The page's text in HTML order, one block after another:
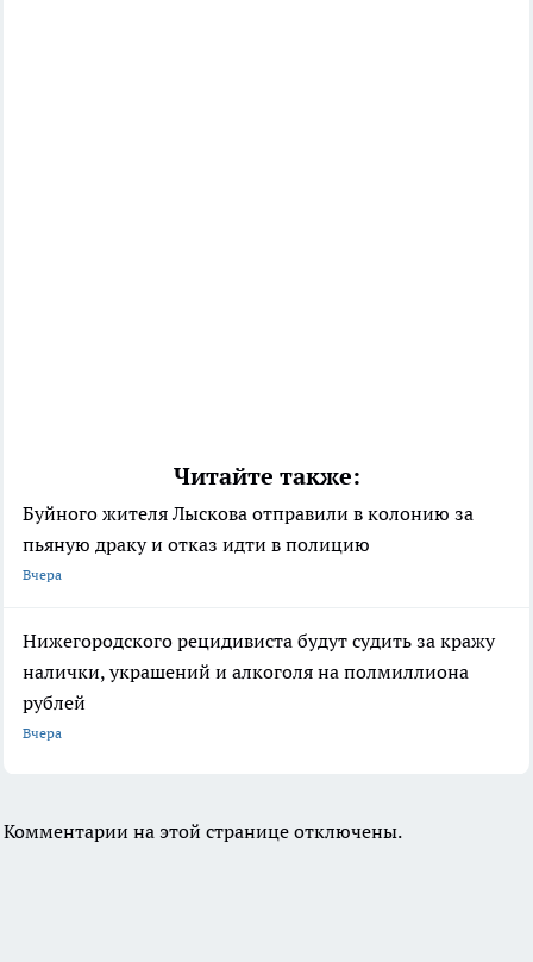
Читайте также:
Буйного жителя Лыскова отправили в колонию за
пьяную драку и отказ идти в полицию
Вчера
Нижегородского рецидивиста будут судить за кражу
налички, украшений и алкоголя на полмиллиона
рублей
Вчера
Комментарии на этой странице отключены.